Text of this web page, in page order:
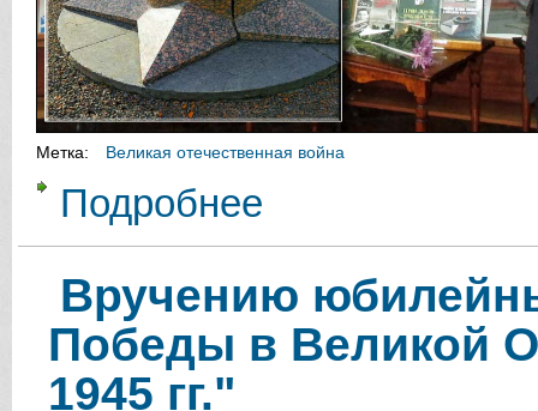
Метка: Великая отечественная война
Подробнее
Вручению
Победы в Великой
1945 гг."